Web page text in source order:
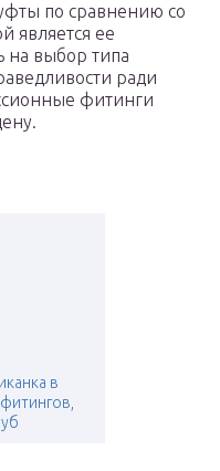
по сравнению со
является ее
на выбор типа
ради
фитинги
в